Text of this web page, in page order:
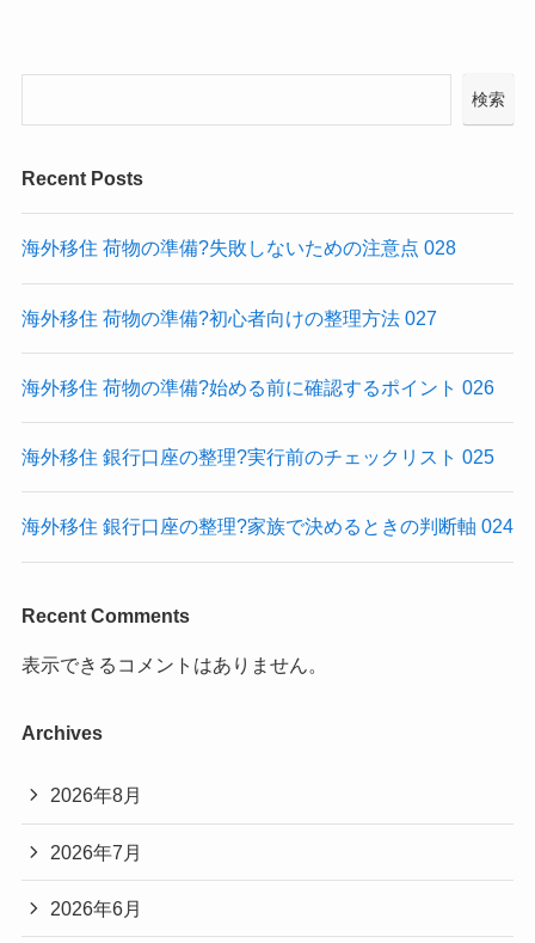
検索
Recent Posts
海外移住 荷物の準備?失敗しないための注意点 028
海外移住 荷物の準備?初心者向けの整理方法 027
海外移住 荷物の準備?始める前に確認するポイント 026
海外移住 銀行口座の整理?実行前のチェックリスト 025
海外移住 銀行口座の整理?家族で決めるときの判断軸 024
Recent Comments
表示できるコメントはありません。
Archives
2026年8月
2026年7月
2026年6月